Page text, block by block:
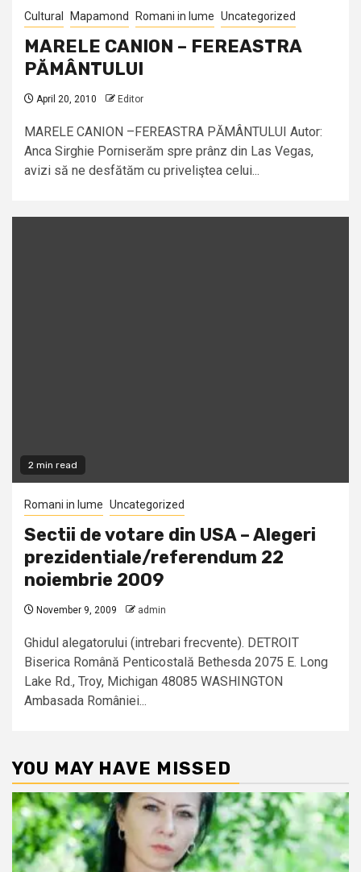
Cultural Mapamond Romani in lume Uncategorized
MARELE CANION – FEREASTRA
PĂMÂNTULUI
April 20, 2010 Editor
MARELE CANION –FEREASTRA PĂMÂNTULUI Autor:
Anca Sirghie Porniserăm spre prânz din Las Vegas,
avizi să ne desfătăm cu priveliştea celui...
2 min read
Romani in lume Uncategorized
Sectii de votare din USA – Alegeri
prezidentiale/referendum 22
noiembrie 2009
November 9, 2009 admin
Ghidul alegatorului (intrebari frecvente). DETROIT
Biserica Română Penticostală Bethesda 2075 E. Long
Lake Rd., Troy, Michigan 48085 WASHINGTON
Ambasada României...
YOU MAY HAVE MISSED